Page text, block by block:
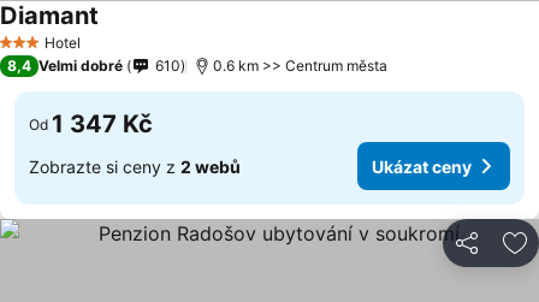
3 Počet hvězdiček
Hotel
Diamant
8,4 Velmi dobré 610 0.6 km >> Centrum města
Od 1 347 Kč
Zobrazte si ceny z 2 webů Ukázat ceny
Sdílet